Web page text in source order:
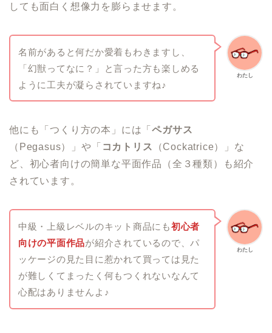
しても面白く想像力を膨らませます。
わたし
名前があると何だか愛着もわきますし、
「幻獣ってなに？」と言った方も楽しめる
ように工夫が凝らされていますね♪
他にも「つくり方の本」には「ペガサス
（Pegasus）」や「 コカトリス （Cockatrice）」な
ど、初心者向けの簡単な平面作品（全３種類）も紹介
されています。
わたし
中級・上級レベルのキット商品にも初心者
向けの平面作品が紹介されているので、パ
ッケージの見た目に惹かれて買っては見た
が難しくてまったく何もつくれないなんて
心配はありませんよ♪